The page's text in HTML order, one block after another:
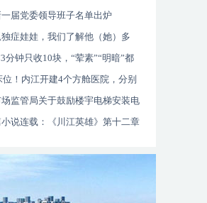
届党委领导班子名单出炉
症娃娃，我们了解他（她）多
分钟只收10块，“荤素”“明暗”都
位！内江开建4个方舱医院，分别
监管局关于鼓励楼宇电梯安装电
能阻止系统的倡议书
说连载：《川江英雄》第十二章